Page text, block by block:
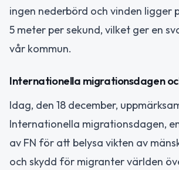
ingen nederbörd och vinden ligger
5 meter per sekund, vilket ger en
vår kommun.
Internationella migrationsdagen
Idag, den 18 december,
Internationella migrationsdagen,
av FN för att belysa vikten av
och skydd för migranter världen